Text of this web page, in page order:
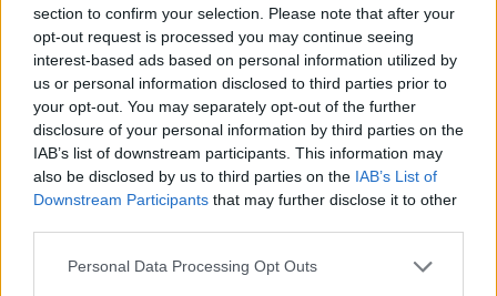
section to confirm your selection. Please note that after your
opt-out request is processed you may continue seeing
interest-based ads based on personal information utilized by
us or personal information disclosed to third parties prior to
your opt-out. You may separately opt-out of the further
disclosure of your personal information by third parties on the
IAB’s list of downstream participants. This information may
also be disclosed by us to third parties on the IAB’s List of
Downstream Participants that may further disclose it to other
Please note that this website/app uses one or more Google
Personal Data Processing Opt Outs
ARTÍCULO ANTERIOR
ARTÍCULO SIGUIENTE
Más leídos